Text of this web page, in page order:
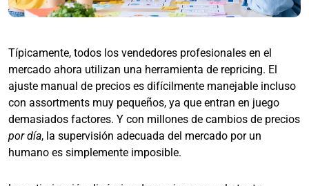
Típicamente, todos los vendedores profesionales en el
mercado ahora utilizan una herramienta de repricing. El
ajuste manual de precios es difícilmente manejable incluso
con assortments muy pequeños, ya que entran en juego
demasiados factores. Y con millones de cambios de precios
por día, la supervisión adecuada del mercado por un
humano es simplemente imposible.